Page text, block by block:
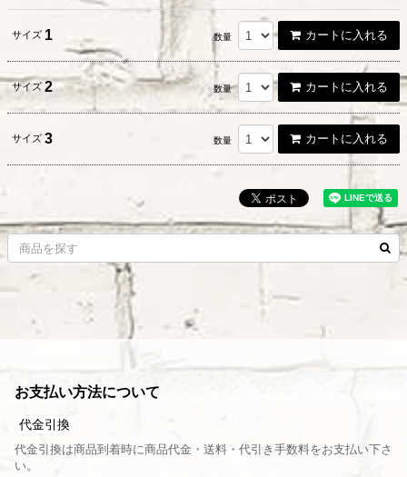
サイズ 1 数量 カートに入れる
サイズ 2 数量 カートに入れる
サイズ 3 数量 カートに入れる
お支払い方法について
代金引換
代金引換は商品到着時に商品代金・送料・代引き手数料をお支払い下さ
い。